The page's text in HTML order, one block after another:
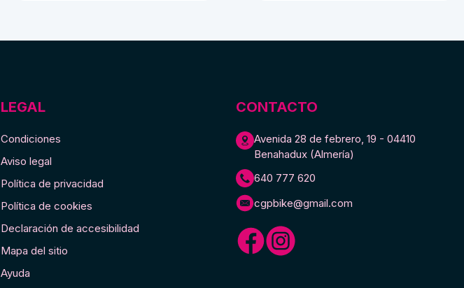
Diablo
LEGAL
Condiciones
Aviso legal
Política de privacidad
Política de cookies
Declaración de accesibilidad
Mapa del sitio
Ayuda
CONTACTO
Avenida 28 de febrero, 19 - 04410
Benahadux (Almería)
640 777 620
cgpbike@gmail.com